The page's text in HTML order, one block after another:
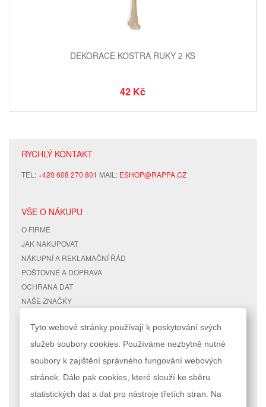
DEKORACE KOSTRA RUKY 2 KS
42 Kč
RYCHLÝ KONTAKT
TEL:+420 608 270 801 MAIL: ESHOP@RAPPA.CZ
VŠE O NÁKUPU
O FIRMĚ
JAK NAKUPOVAT
NÁKUPNÍ A REKLAMAČNÍ ŘÁD
POŠTOVNÉ A DOPRAVA
OCHRANA DAT
NAŠE ZNAČKY
RYCHLÉ ODKAZY
MAPA STRÁNEK
VYHLEDÁVANÉ TERMÍNY
POKROČILÉ VYHLEDÁVÁNÍ
ÚČET
MŮJ ÚČET
STAV OBJEDNÁVKY
Tyto webové stránky používají k poskytování svých
služeb soubory cookies. Používáme nezbytně nutné
soubory k zajištění správného fungování webových
stránek. Dále pak cookies, které slouží ke sběru
statistických dat a dat pro nástroje třetích stran. Na